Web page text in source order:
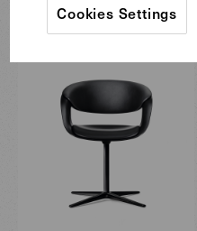
Mehr aus dem Lox
Cookies Settings